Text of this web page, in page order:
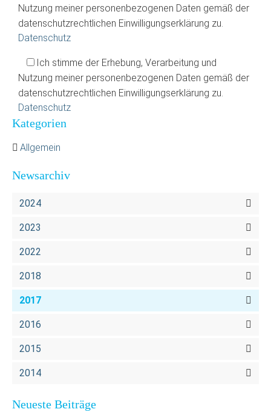
Nutzung meiner personenbezogenen Daten gemäß der
datenschutzrechtlichen Einwilligungserklärung zu.
Datenschutz
Ich stimme der Erhebung, Verarbeitung und
Nutzung meiner personenbezogenen Daten gemäß der
datenschutzrechtlichen Einwilligungserklärung zu.
Datenschutz
Kategorien
Allgemein
Newsarchiv
2024
2023
2022
2018
2017
2016
2015
2014
Neueste Beiträge